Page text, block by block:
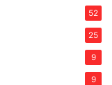
52
25
9
9